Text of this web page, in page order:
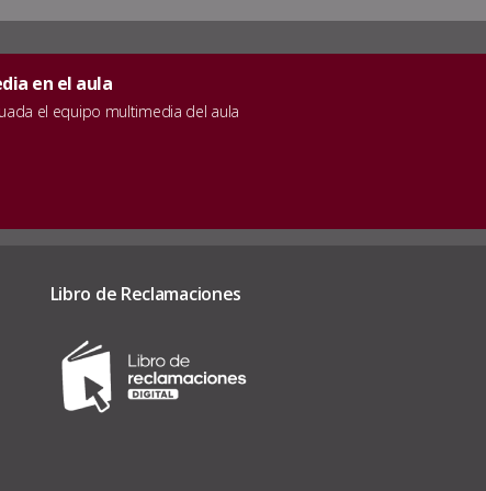
en el aula
el equipo multimedia del aula
Libro de Reclamaciones